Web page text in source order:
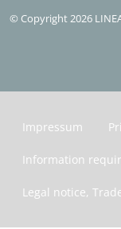
© Copyright 2026
Impressum
Information
Legal notice,